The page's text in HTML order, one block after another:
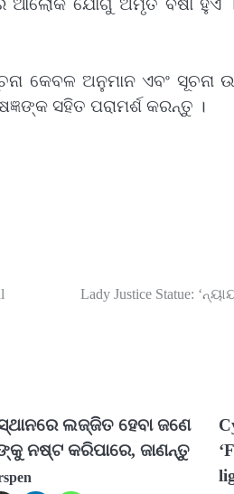
ଆଲୋକ ଯୋଗୁଁ ଅମୃତ ବର୍ଷା ହୁଏ
କେବଳ ଅନୁମାନ ଏବଂ
ସହିତ ପରାମର୍ଶ କରନ୍ତୁ ।
Lady Justice Statue:
ଲଜ୍ଜିତ ହେବା ଜଣେ
ନଷ୍ଟ କରିପାରେ, ଜାଣନ୍ତୁ